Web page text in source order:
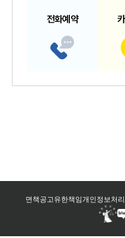
전화예약
면책공고유한책임개인정보처